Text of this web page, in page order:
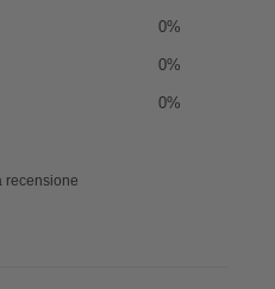
0%
0%
0%
recensione